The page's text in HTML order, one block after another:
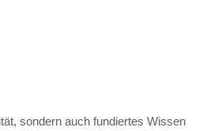
sondern auch fundiertes Wissen